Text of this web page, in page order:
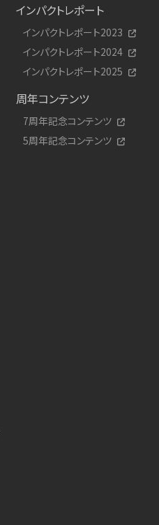
インパクトレポート
インパクトレポート2023
インパクトレポート2024
インパクトレポート2025
周年コンテンツ
7周年記念コンテンツ
5周年記念コンテンツ